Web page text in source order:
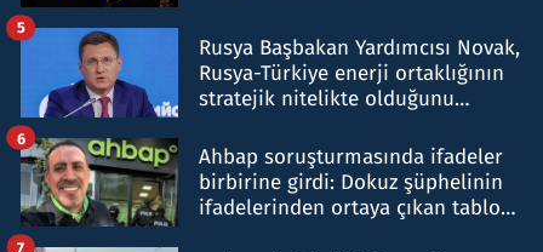
Rusya Başbakan Yardımcısı Novak,
Rusya-Türkiye enerji ortaklığının
stratejik nitelikte olduğunu
5
Ahbap soruşturmasında ifadeler
birbirine girdi: Dokuz şüphelinin
ifadelerinden ortaya çıkan tablo
6
7